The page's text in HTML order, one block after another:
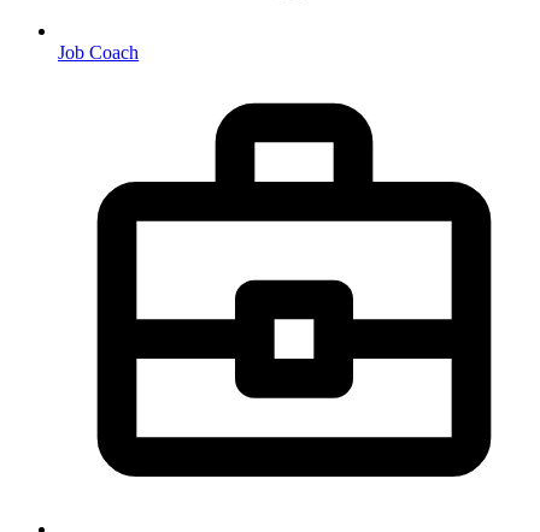
Job Coach